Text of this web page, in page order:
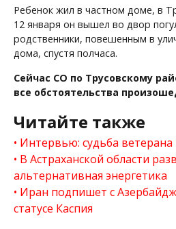
Ребенок жил в частном доме, в
12 января он вышел во двор
родственники, повешенным в
дома, спустя полчаса.
Сейчас СО по Трусовскому
все обстоятельства
Читайте также
Интервью: судьба
В Астраханской области
альтернативная энергетика
Иран подпишет с
статусе Каспия